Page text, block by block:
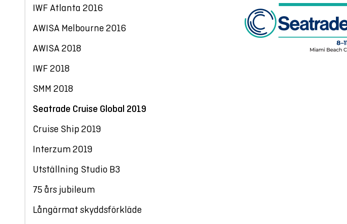
IWF Atlanta 2016
AWISA Melbourne 2016
AWISA 2018
IWF 2018
SMM 2018
Seatrade Cruise Global 2019
Cruise Ship 2019
Interzum 2019
Utställning Studio B3
75 års jubileum
Långärmat skyddsförkläde